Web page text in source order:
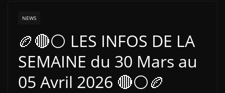
NEWS
🏉🔴⚪ LES INFOS DE LA
SEMAINE du 30 Mars au
05 Avril 2026 🔴⚪🏉